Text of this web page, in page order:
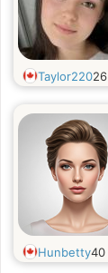
Taylor22026
Hunbetty40